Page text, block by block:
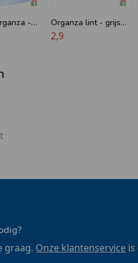
-
L 20 x
Organza lint - grijs
voile - 25 mm
2,9
graag. Onze klantenservice is